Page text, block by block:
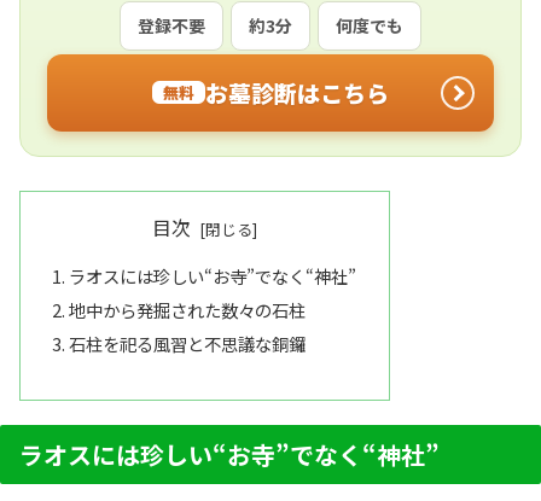
登録不要 約3分 何度でも
無料 お墓診断はこちら
目次
ラオスには珍しい“お寺”でなく“神社”
地中から発掘された数々の石柱
石柱を祀る風習と不思議な銅鑼
ラオスには珍しい“お寺”でなく“神社”